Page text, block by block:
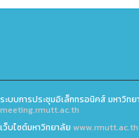
ระบบการประชุมอิเล็กทรอนิคส์ มหาวิท
meeting.rmutt.ac.th
เว็บไซต์มหาวิทยาลัย www.rmutt.ac.th